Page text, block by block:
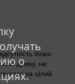
о
білих
мою думку, не
на цілий